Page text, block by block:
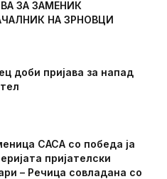
ЗА ЗАМЕНИК
НА ЗРНОВЦИ
доби пријава за напад
САСА со победа ја
пријателски
– Речица совладана со